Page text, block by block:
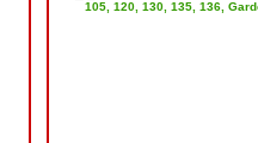
105, 120, 130, 135, 136,